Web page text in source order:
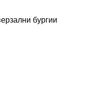
бургии